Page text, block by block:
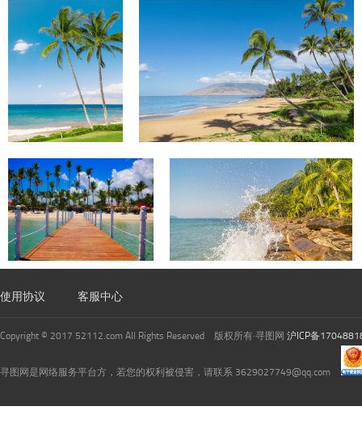
使用协议 客服中心
Copyright © 2017 52112.com All Rights Reserved 版权所有·寻图网 沪ICP备
寻图网是网络服务平台方，若您的权利被侵害，请联系 3629027749@qq.com